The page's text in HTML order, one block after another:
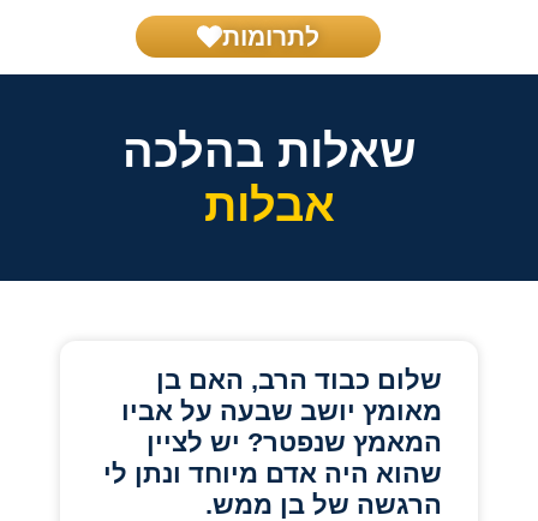
לתרומות
שאלות בהלכה
אבלות
שלום כבוד הרב, האם בן
מאומץ יושב שבעה על אביו
המאמץ שנפטר? יש לציין
שהוא היה אדם מיוחד ונתן לי
הרגשה של בן ממש.